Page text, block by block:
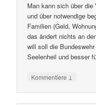
Man kann sich über die
und über notwendige
Familien (Geld,
das ändert nichts an
will soll die
Seelenheil und besser
Kommentiere ↓